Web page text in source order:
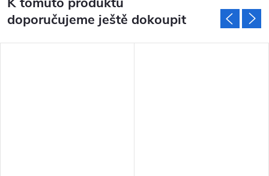
doporučujeme ještě dokoupit